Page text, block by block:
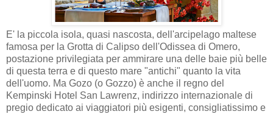
E' la piccola isola, quasi nascosta, dell'arcipelago maltese
famosa per la Grotta di Calipso dell'Odissea di Omero,
postazione privilegiata per ammirare una delle baie più belle
di questa terra e di questo mare "antichi" quanto la vita
dell'uomo. Ma Gozo (o Gozzo) è anche il regno del
Kempinski Hotel San Lawrenz, indirizzo internazionale di
pregio dedicato ai viaggiatori più esigenti, consigliatissimo e